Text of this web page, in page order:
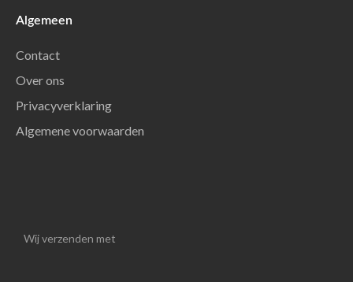
Algemeen
Contact
Over ons
Privacyverklaring
Algemene voorwaarden
Wij verzenden met